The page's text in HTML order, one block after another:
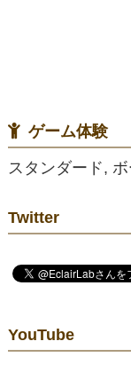
ゲーム体験
スタンダード,
Twitter
YouTube